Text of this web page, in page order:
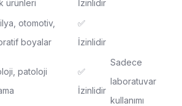
ürünleri
İzinlidir
otomotiv,
boyalar
✅
İzinlidir
patoloji
✅
İzinlidir
Sadece
laboratuvar
kullanımı